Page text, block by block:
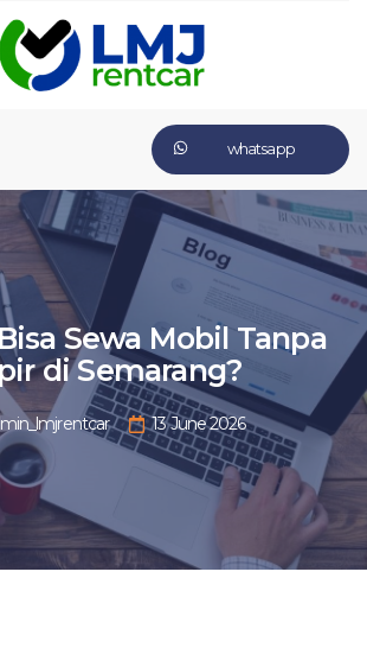
whatsapp
Sewa Mobil Tanpa
di Semarang?
13 June 2026